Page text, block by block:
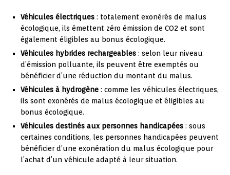
Véhicules électriques : totalement exonérés de malus
écologique, ils émettent zéro émission de CO2 et sont
également éligibles au bonus écologique.
Véhicules hybrides rechargeables : selon leur niveau
d’émission polluante, ils peuvent être exemptés ou
bénéficier d’une réduction du montant du malus.
Véhicules à hydrogène : comme les véhicules électriques,
ils sont exonérés de malus écologique et éligibles au
bonus écologique.
Véhicules destinés aux personnes handicapées : sous
certaines conditions, les personnes handicapées peuvent
bénéficier d’une exonération du malus écologique pour
l’achat d’un véhicule adapté à leur situation.